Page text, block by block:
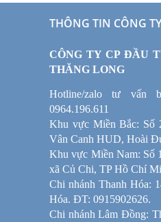
THÔNG TIN CÔNG TY
CÔNG TY CP ĐẦU
THĂNG LONG
Hotline/zalo tư vấn
0964.196.611
Khu vực Miền Bắc:
Vân Canh HUD, Hoài
Khu vực Miền Nam: Số
xã Củ Chi, TP Hồ Chí
Chi nhánh Thanh Hóa:
Hóa. ĐT: 0915902626.
Chi nhánh Lâm Đồng: